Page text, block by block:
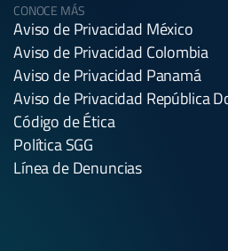
CONOCE MÁS
Aviso de Privacidad México
Aviso de Privacidad Colombia
Aviso de Privacidad Panamá
Aviso de Privacidad República
Código de Ética
Política SGG
Línea de Denuncias